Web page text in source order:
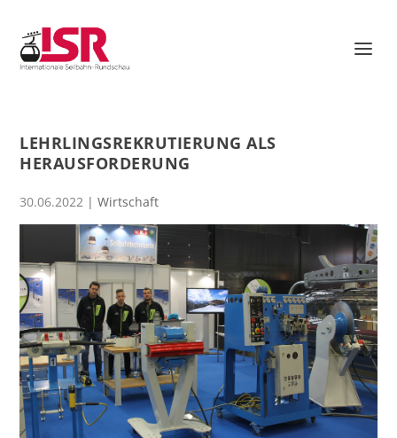
LEHRLINGSREKRUTIERUNG ALS
HERAUSFORDERUNG
30.06.2022 |Wirtschaft